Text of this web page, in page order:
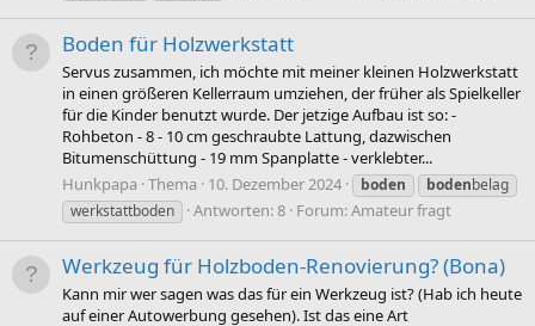
Boden für Holzwerkstatt
Servus zusammen, ich möchte mit meiner kleinen Holzwerkstatt
in einen größeren Kellerraum umziehen, der früher als Spielkeller
für die Kinder benutzt wurde. Der jetzige Aufbau ist so: -
Rohbeton - 8 - 10 cm geschraubte Lattung, dazwischen
Bitumenschüttung - 19 mm Spanplatte - verklebter...
Hunkpapa Thema 10. Dezember 2024 boden bodenbelag
werkstattboden
Antworten: 8 Forum:Amateur fragt
Werkzeug für Holzboden-Renovierung? (Bona)
Kann mir wer sagen was das für ein Werkzeug ist? (Hab ich heute
auf einer Autowerbung gesehen). Ist das eine Art